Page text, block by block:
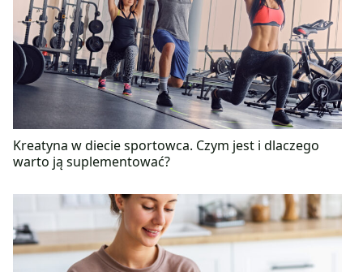
Kreatyna w diecie sportowca. Czym jest i dlaczego
warto ją suplementować?